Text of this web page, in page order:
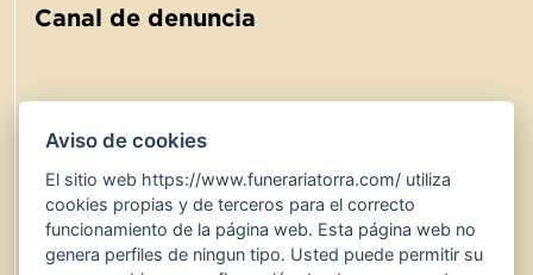
Canal de denuncia
900 767 60024 hores
www.funerariatorra.com
Aviso de cookies
El sitio web https://www.funerariatorra.com/ utiliza
cookies propias y de terceros para el correcto
funcionamiento de la página web. Esta página web no
genera perfiles de ningun tipo. Usted puede permitir su